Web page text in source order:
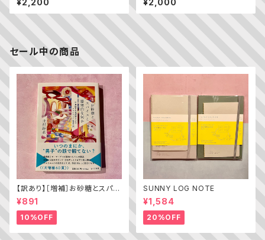
¥2,200 ¥2,000
セール中の商品
【訳あり】［増補］お砂糖とスパイ
スと爆発的な何か ——不真面
目な批評家によるフェミニスト批
評入門
¥891
10%OFF
SUNNY LOG NOTE
¥1,584
20%OFF